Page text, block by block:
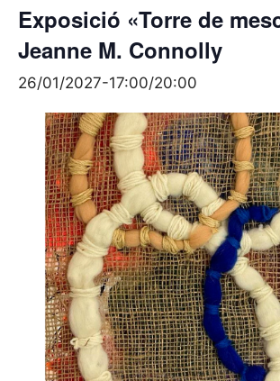
Exposició «Torre de
Jeanne M. Connolly
26/01/2027-17:00/20:00